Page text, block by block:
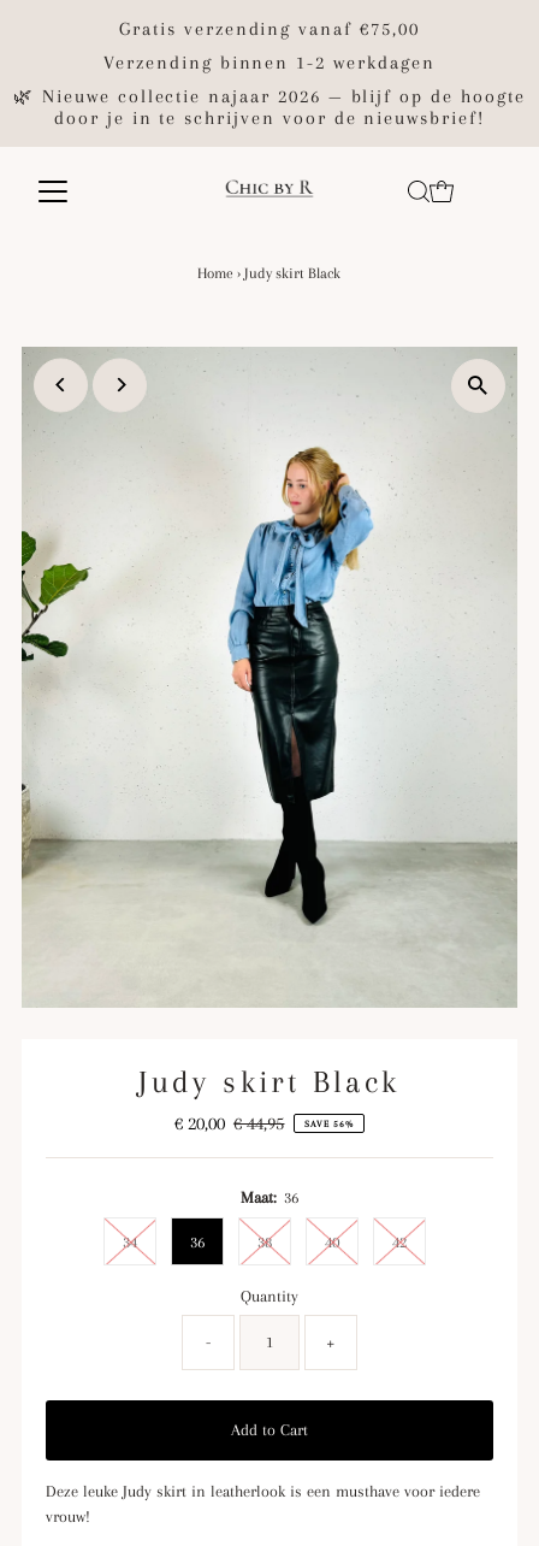
Gratis verzending vanaf €75,00
Verzending binnen 1-2 werkdagen
🌿 Nieuwe collectie najaar 2026 — blijf op de hoogte
door je in te schrijven voor de nieuwsbrief!
Home › Judy skirt Black
Judy skirt Black
Sale
€ 20,00 Regular
€ 44,95 SAVE 56%
Maat: 36
34 36 38 40 42
Quantity
- +
Deze leuke Judy skirt in leatherlook is een musthave voor iedere
vrouw!